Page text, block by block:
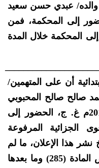
عبدي حسن سعيد
إلى المحكمة، فمن
المحكمة خلال المدة
أن على المتهمين/
صالح صالح المحبوبي
في القضية رقم (132) لسنة 2017م غ. ج، الحضور إلى
الجزائية المرفوعة
هذا الإعلان، ما لم
فستتم محاكمتهما غيابياً عملاً بنص المادة (285) وما بعدها